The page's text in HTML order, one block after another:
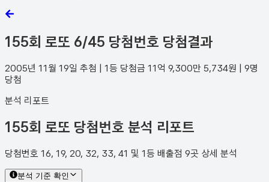
155회 로또 6/45 당첨번호 당첨결과
2005년 11월 19일 추첨 | 1등 당첨금 11억 9,300만 5,734원 | 9명
당첨
분석 리포트
155회 로또 당첨번호 분석 리포트
당첨번호 16, 19, 20, 32, 33, 41 및 1등 배출점 9곳 상세 분석
분석 기준 확인